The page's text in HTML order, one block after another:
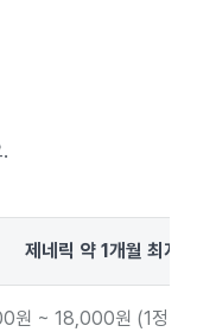
제네릭 약 1개월 최저가
원 ~ 18,000원 (1정